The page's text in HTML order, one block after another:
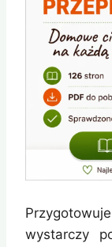
wystarczy